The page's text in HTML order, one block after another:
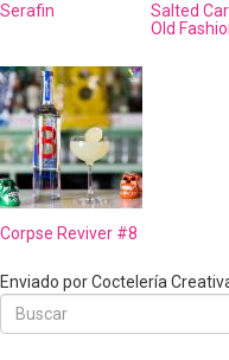
Serafin
Salted
Old
Corpse Reviver #8
Enviado porCoctelería
Buscar
Buscar